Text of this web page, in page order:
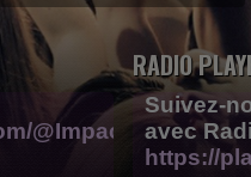
@Impactfm-
RADIO
Suivez-
avec
https://